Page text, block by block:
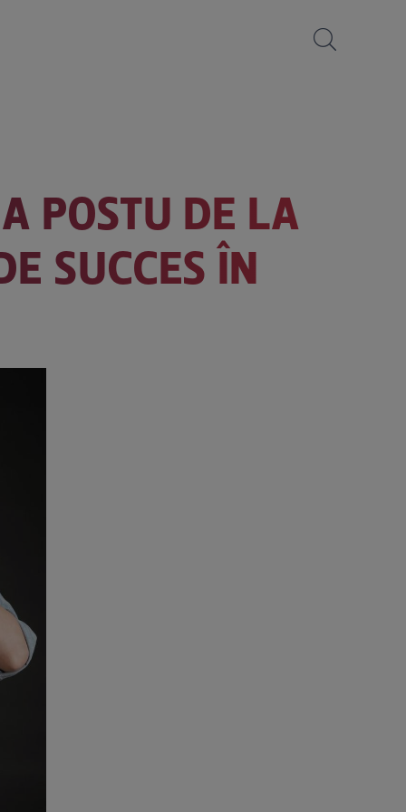
POSTU DE LA
SUCCES ÎN